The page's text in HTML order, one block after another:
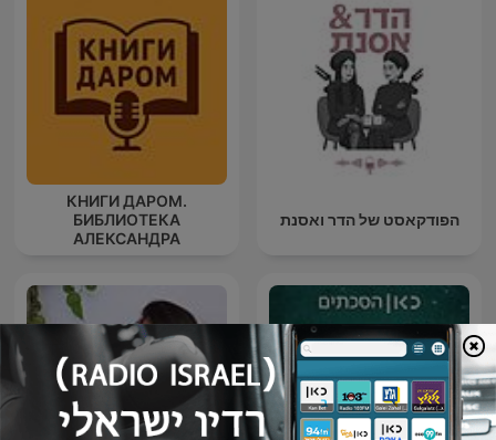
הפודקאסט של הדר ואסנת
КНИГИ ДАРОМ.
БИБЛИОТЕКА
АЛЕКСАНДРА